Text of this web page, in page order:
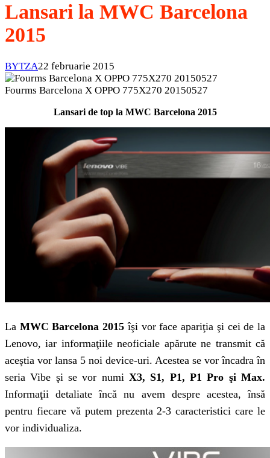
Lansari la MWC Barcelona
2015
BYTZA22 februarie 2015
Fourms Barcelona X OPPO 775X270 20150527
Lansari de top la MWC Barcelona 2015
La MWC Barcelona 2015 îşi vor face apariţia şi cei de la
Lenovo, iar informaţiile neoficiale apărute ne transmit că
aceştia vor lansa 5 noi device-uri. Acestea se vor încadra în
seria Vibe şi se vor numi X3, S1, P1, P1 Pro şi Max.
Informaţii detaliate încă nu avem despre acestea, însă
pentru fiecare vă putem prezenta 2-3 caracteristici care le
vor individualiza.